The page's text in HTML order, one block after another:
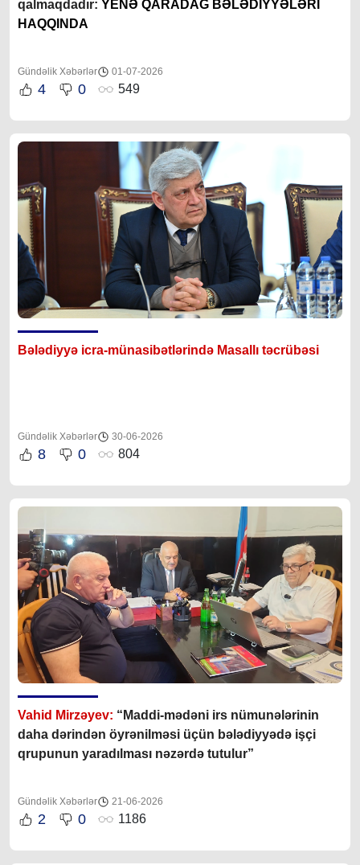
qalmaqdadır: YENƏ QARADAĞ BƏLƏDİYYƏLƏRİ
HAQQINDA
Gündəlik Xəbərlər 01-07-2026
4 0 549
Bələdiyyə icra-münasibətlərində Masallı təcrübəsi
Gündəlik Xəbərlər 30-06-2026
8 0 804
Vahid Mirzəyev: “Maddi-mədəni irs nümunələrinin
daha dərindən öyrənilməsi üçün bələdiyyədə işçi
qrupunun yaradılması nəzərdə tutulur”
Gündəlik Xəbərlər 21-06-2026
2 0 1186